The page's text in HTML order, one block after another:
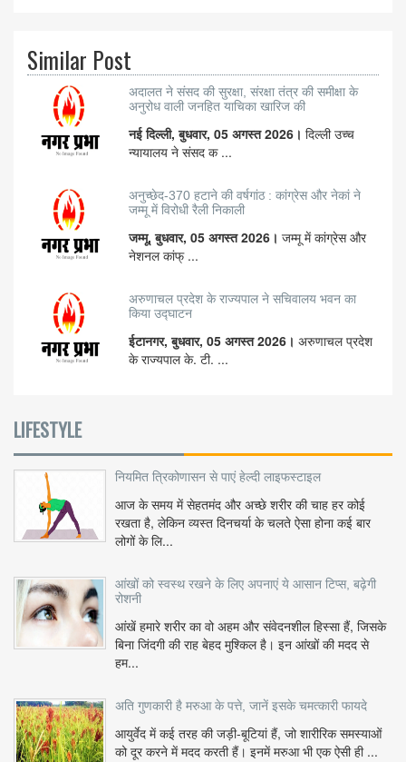
Similar Post
अदालत ने संसद की सुरक्षा, संरक्षा तंत्र की समीक्षा के
अनुरोध वाली जनहित याचिका खारिज की
नई दिल्ली, बुधवार, 05 अगस्त 2026। दिल्ली उच्च
न्यायालय ने संसद क ...
अनुच्छेद-370 हटाने की वर्षगांठ : कांग्रेस और नेकां ने
जम्मू में विरोधी रैली निकाली
जम्मू, बुधवार, 05 अगस्त 2026। जम्मू में कांग्रेस और
नेशनल कांफ् ...
अरुणाचल प्रदेश के राज्यपाल ने सचिवालय भवन का
किया उद्घाटन
ईटानगर, बुधवार, 05 अगस्त 2026। अरुणाचल प्रदेश
के राज्यपाल के. टी. ...
LIFESTYLE
नियमित त्रिकोणासन से पाएं हेल्दी लाइफस्टाइल
आज के समय में सेहतमंद और अच्छे शरीर की चाह हर कोई
रखता है, लेकिन व्यस्त दिनचर्या के चलते ऐसा होना कई बार
लोगों के लि...
आंखों को स्वस्थ रखने के लिए अपनाएं ये आसान टिप्स, बढ़ेगी
रोशनी
आंखें हमारे शरीर का वो अहम और संवेदनशील हिस्सा हैं, जिसके
बिना जिंदगी की राह बेहद मुश्किल है। इन आंखों की मदद से
हम...
अति गुणकारी है मरुआ के पत्ते, जानें इसके चमत्कारी फायदे
आयुर्वेद में कई तरह की जड़ी-बूटियां हैं, जो शारीरिक समस्याओं
को दूर करने में मदद करती हैं। इनमें मरुआ भी एक ऐसी ही ...